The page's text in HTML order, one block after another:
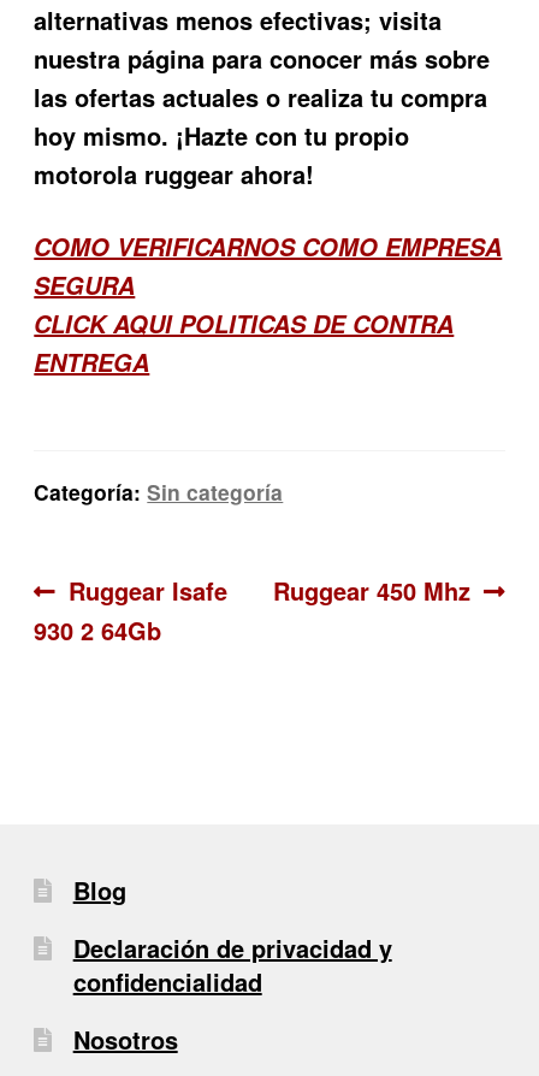
alternativas menos efectivas; visita
nuestra página para conocer más sobre
las ofertas actuales o realiza tu compra
hoy mismo. ¡Hazte con tu propio
motorola ruggear ahora!
COMO VERIFICARNOS COMO EMPRESA
SEGURA
CLICK AQUI POLITICAS DE CONTRA
ENTREGA
Categoría:Sin categoría
Navegación
de
Anterior:
Ruggear Isafe
930 2 64Gb
Siguiente:
Ruggear 450 Mhz
Blog
Declaración de privacidad y
confidencialidad
Nosotros